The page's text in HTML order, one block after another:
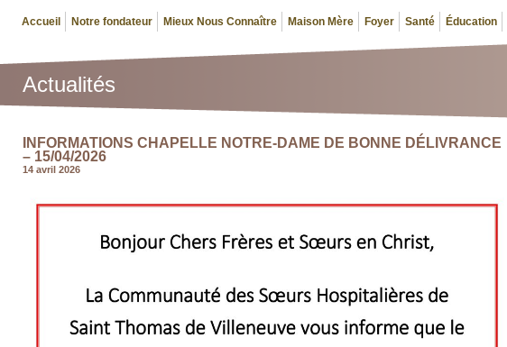
Accueil Notre fondateur Mieux Nous Connaître Maison Mère Foyer Santé Éducation
Actualités
INFORMATIONS CHAPELLE NOTRE-DAME DE BONNE DÉLIVRANCE
– 15/04/2026
14 avril 2026